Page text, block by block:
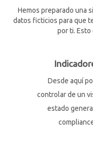
Hemos preparado una
datos ficticios para que
por ti. Esto
Desde aquí
controlar de un
estado